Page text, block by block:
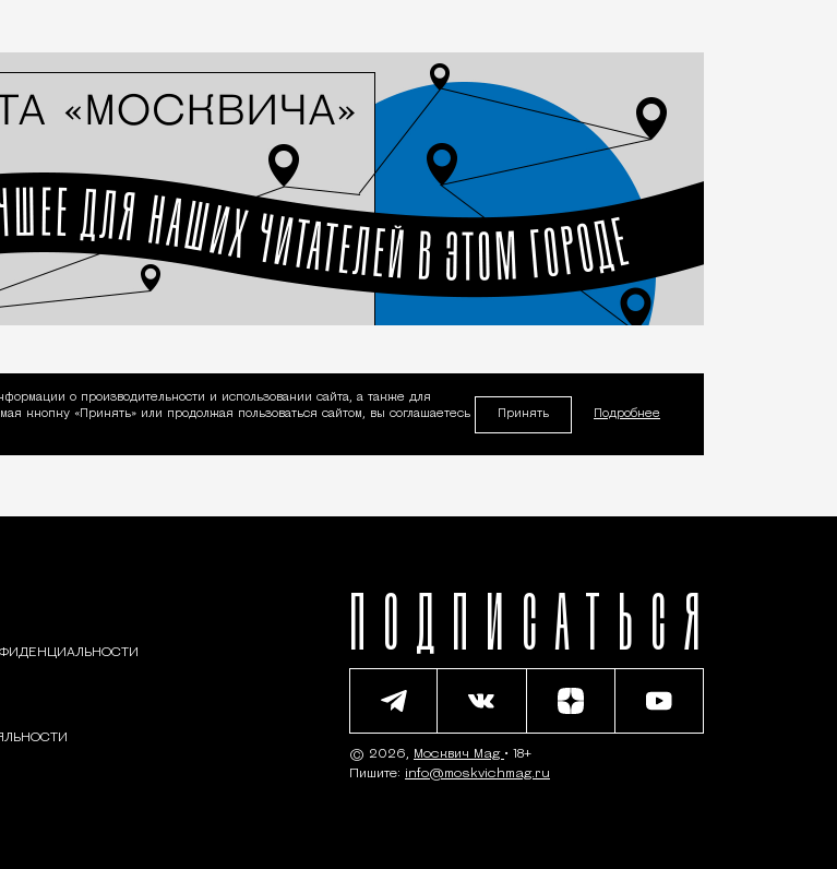
Cookie
о производительности и использовании сайта, а также для
кнопку «Принять» или продолжая пользоваться сайтом, вы соглашаетесь
Принять Подробнее
ПОДПИСАТЬСЯ
© 2026, Москвич Mag • 18+
Пишите: info@moskvichmag.ru